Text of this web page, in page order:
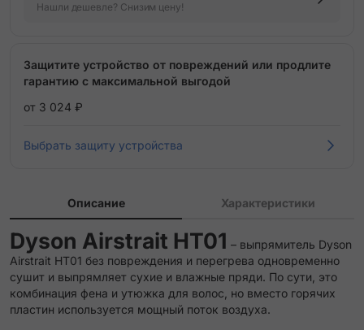
Нашли дешевле? Снизим цену!
Защитите устройство от повреждений или продлите
гарантию с максимальной выгодой
от 3 024 ₽
Выбрать защиту устройства
Описание Характеристики
Dyson Airstrait HT01 – выпрямитель Dyson
Airstrait HT01 без повреждения и перегрева одновременно
сушит и выпрямляет сухие и влажные пряди. По сути, это
комбинация фена и утюжка для волос, но вместо горячих
пластин используется мощный поток воздуха.